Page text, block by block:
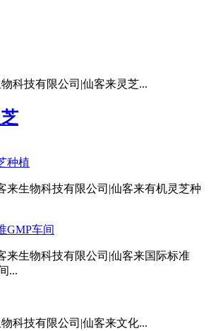
科技有限公司|仙客来灵芝...
种植
来生物科技有限公司|仙客来有机灵芝种
GMP车间
来生物科技有限公司|仙客来国际标准
...
科技有限公司|仙客来文化...